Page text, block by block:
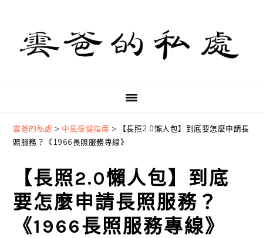
primary
navigation
content
primary
sidebar
雲爸的私處 > 中風復健指南 >
【長照2.0懶人包】到底要怎麼申請長
照服務？《1966長照服務專線》
【長照2.0懶人包】到底
要怎麼申請長照服務？
《1966長照服務專線》